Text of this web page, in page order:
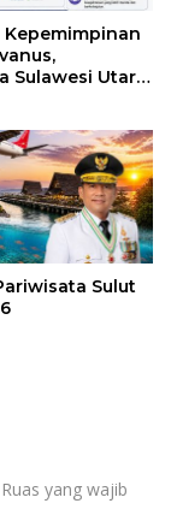
Kepemimpinan
Sulawesi Utara
Sulut
Ruas yang wajib